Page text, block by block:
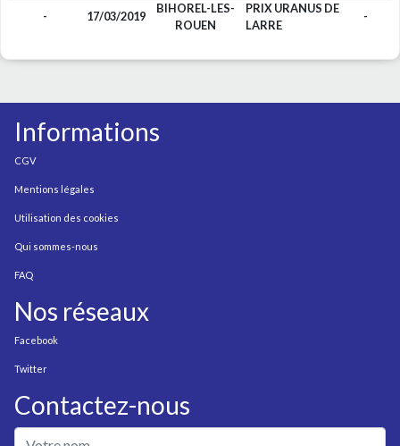
- 17/03/2019
BIHOREL-LES-
ROUEN
PRIX URANUS DE
LARRE
-
Informations
CGV
Mentions légales
Utilisation des cookies
Qui sommes-nous
FAQ
Nos réseaux
Facebook
Twitter
Contactez-nous